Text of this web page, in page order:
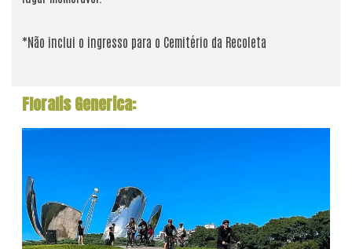
*Não inclui o ingresso para o Cemitério da Recoleta
Floralis Generica: